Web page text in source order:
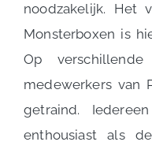
noodzakelijk. Het
Monsterboxen is
Op
medewerkers van
getraind.
enthousiast als